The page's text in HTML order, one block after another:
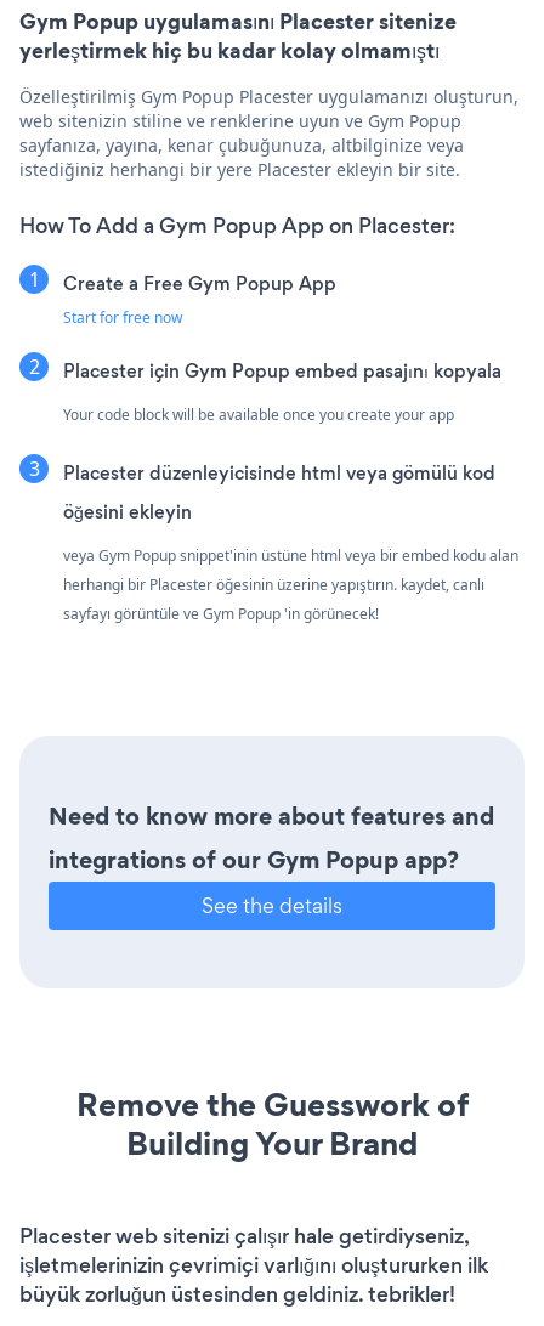
Gym Popup uygulamasını Placester sitenize
yerleştirmek hiç bu kadar kolay olmamıştı
Özelleştirilmiş Gym Popup Placester uygulamanızı oluşturun,
web sitenizin stiline ve renklerine uyun ve Gym Popup
sayfanıza, yayına, kenar çubuğunuza, altbilginize veya
istediğiniz herhangi bir yere Placester ekleyin bir site.
How To Add a Gym Popup App on Placester:
Create a Free Gym Popup App
Start for free now
Placester için Gym Popup embed pasajını kopyala
Your code block will be available once you create your app
Placester düzenleyicisinde html veya gömülü kod
öğesini ekleyin
veya Gym Popup snippet'inin üstüne html veya bir embed kodu alan
herhangi bir Placester öğesinin üzerine yapıştırın. kaydet, canlı
sayfayı görüntüle ve Gym Popup 'in görünecek!
Need to know more about features and
integrations of our Gym Popup app?
See the details
Remove the Guesswork of
Building Your Brand
Placester web sitenizi çalışır hale getirdiyseniz,
işletmelerinizin çevrimiçi varlığını oluştururken ilk
büyük zorluğun üstesinden geldiniz. tebrikler!